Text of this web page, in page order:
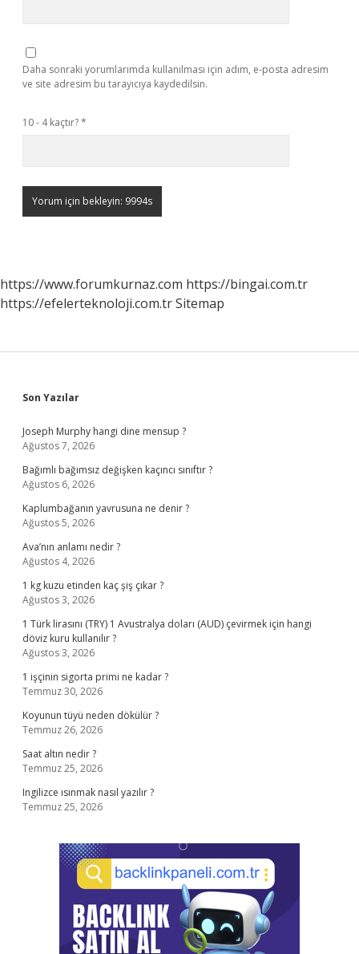
Daha sonraki yorumlarımda kullanılması için adım, e-posta adresim
ve site adresim bu tarayıcıya kaydedilsin.
10 - 4 kaçtır?*
https://www.forumkurnaz.com https://bingai.com.tr
https://efelerteknoloji.com.trSitemap
Sidebar
Son Yazılar
Joseph Murphy hangi dine mensup ?
Ağustos 7, 2026
Bağımlı bağımsız değişken kaçıncı sınıftır ?
Ağustos 6, 2026
Kaplumbağanın yavrusuna ne denir ?
Ağustos 5, 2026
Ava’nın anlamı nedir ?
Ağustos 4, 2026
1 kg kuzu etinden kaç şiş çıkar ?
Ağustos 3, 2026
1 Türk lirasını (TRY) 1 Avustralya doları (AUD) çevirmek için hangi
döviz kuru kullanılır ?
Ağustos 3, 2026
1 işçinin sigorta primi ne kadar ?
Temmuz 30, 2026
Koyunun tüyü neden dökülür ?
Temmuz 26, 2026
Saat altın nedir ?
Temmuz 25, 2026
Ingilizce ısınmak nasıl yazılır ?
Temmuz 25, 2026